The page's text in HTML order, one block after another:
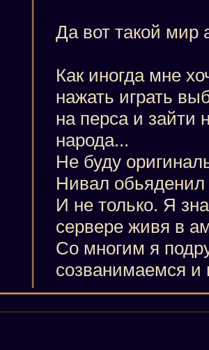
Да вот такой мир
Как иногда мне
нажать играть
на перса и зайти
народа...
Не буду
Нивал обьяденил
И не только. Я
сервере живя в
Со многим я
созванимаемся